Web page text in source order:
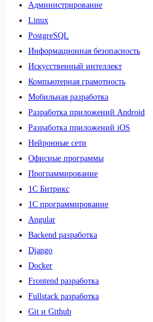
Администрирование
Linux
PostgreSQL
Информационная безопасность
Искусственный интеллект
Компьютерная грамотность
Мобильная разработка
Разработка приложений Android
Разработка приложений iOS
Нейронные сети
Офисные программы
Программирование
1С Битрикс
1С программирование
Angular
Backend разработка
Django
Docker
Frontend разработка
Fullstack разработка
Git и Github